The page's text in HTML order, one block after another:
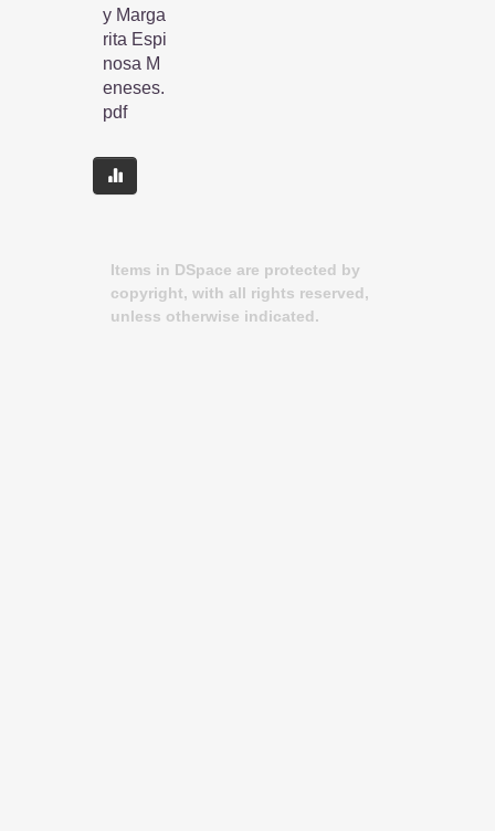
y Marga
rita Espi
nosa M
eneses.
pdf
Items in DSpace are protected by
copyright, with all rights reserved,
unless otherwise indicated.